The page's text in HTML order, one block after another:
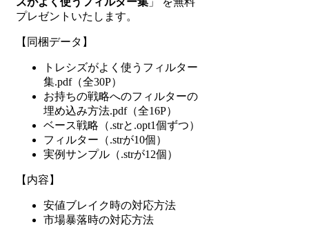
プレゼントいたします。
【同梱データ】
トレシズがよく使うフィルター
集.pdf（全30P）
お持ちの戦略へのフィルターの
埋め込み方法.pdf（全16P）
ベース戦略（.strと.opt1個ずつ）
フィルター（.strが10個）
実例サンプル（.strが12個）
【内容】
安値ブレイク時の対応方法
市場暴落時の対応方法